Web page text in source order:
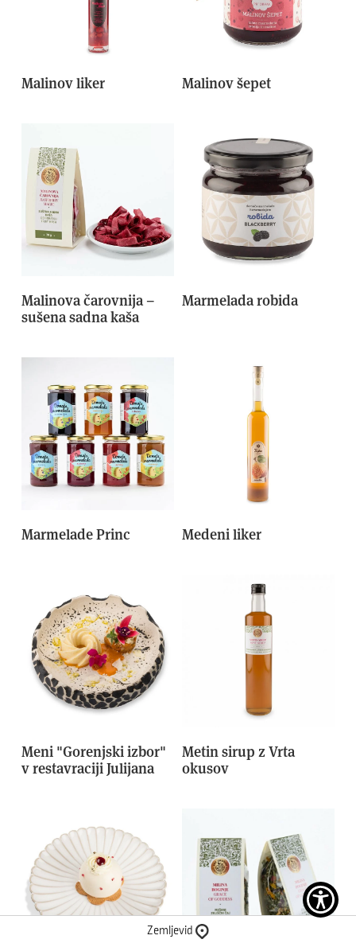
Zemljevid
Malinov liker Malinov šepet
Malinova čarovnija –
sušena sadna kaša
Marmelada robida
Marmelade Princ Medeni liker
Meni "Gorenjski izbor"
v restavraciji Julijana
Metin sirup z Vrta
okusov